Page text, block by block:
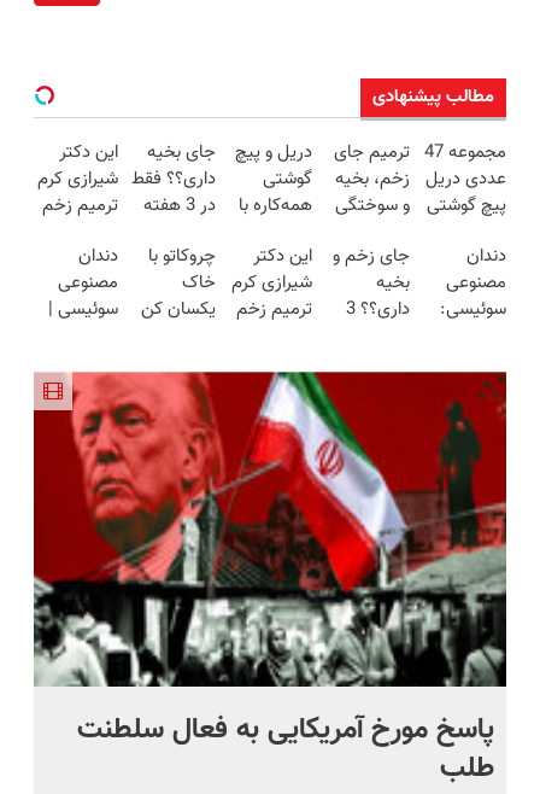
مطالب پیشنهادی
مجموعه 47
عددی دریل
پیچ گوشتی
(تخفیف به
مدت
محدود)
ترمیم جای
زخم، بخیه
و سوختگی
هفته!!😍
دریل و پیچ
گوشتی
همه‌کاره با
هوشمند ⚙️
(نصف
قیمت بازار
جای بخیه
داری؟؟ فقط
در 3 هفته
کن!😍
این دکتر
شیرازی کرم
ترمیم زخم
ساخت!!!
دندان
مصنوعی
سوئیسی:
اروپا، سبک
و مقاوم |
پرداخت
قسطی
جای زخم و
بخیه
داری؟؟ 3
این دکتر
شیرازی کرم
ترمیم زخم
چروکاتو با
خاک
یکسان کن
صرفه)
دندان
مصنوعی
سوئیسی |
طبیعی!
ویزیت
رایگان+پرداخت
اقساطی😍
پاسخ مورخ آمریکایی به فعال سلطنت
طلب